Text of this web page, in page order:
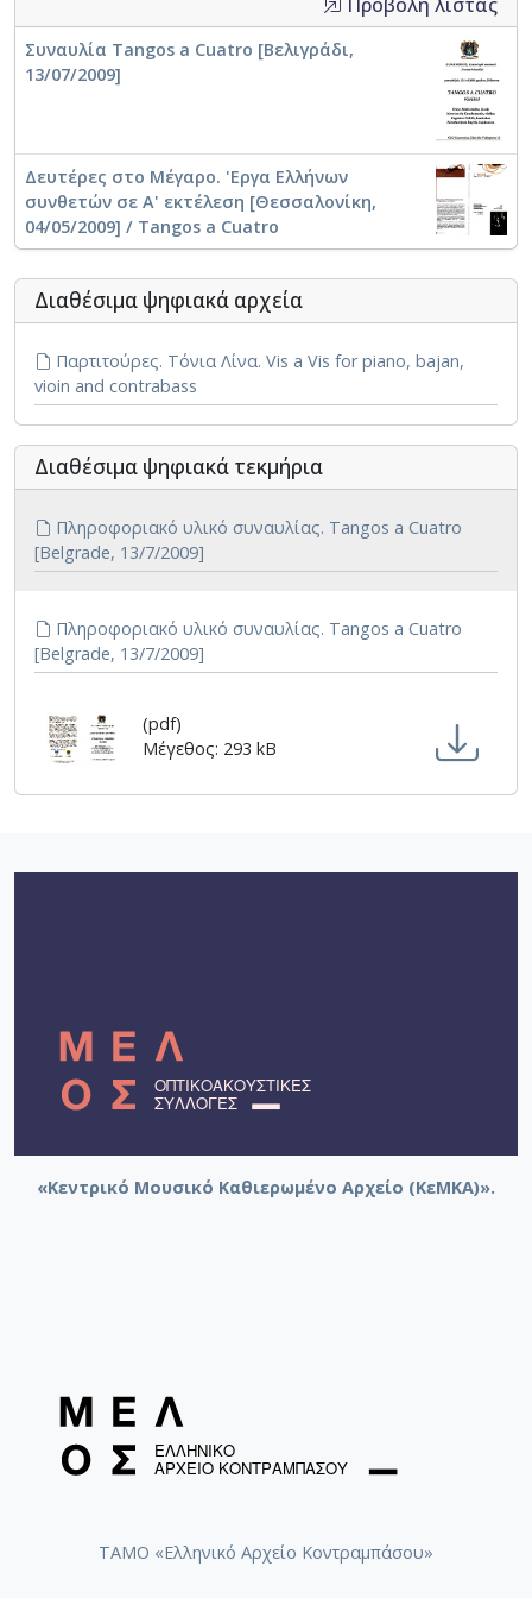
Συναυλία Tangos a Cuatro [Βελιγράδι,
13/07/2009]
Δευτέρες στο Μέγαρο. 'Εργα Ελλήνων
συνθετών σε Α' εκτέλεση [Θεσσαλονίκη,
04/05/2009] / Tangos a Cuatro
Διαθέσιμα ψηφιακά αρχεία
Παρτιτούρες. Τόνια Λίνα. Vis a Vis for piano, bajan,
vioin and contrabass
Διαθέσιμα ψηφιακά τεκμήρια
Πληροφοριακό υλικό συναυλίας. Tangos a Cuatro
[Belgrade, 13/7/2009]
Πληροφοριακό υλικό συναυλίας. Tangos a Cuatro
[Belgrade, 13/7/2009]
(pdf)
Μέγεθος: 293 kB
«Κεντρικό Μουσικό Καθιερωμένο Αρχείο (ΚεΜΚΑ)».
ΤΑΜΟ «Ελληνικό Αρχείο Κοντραμπάσου»